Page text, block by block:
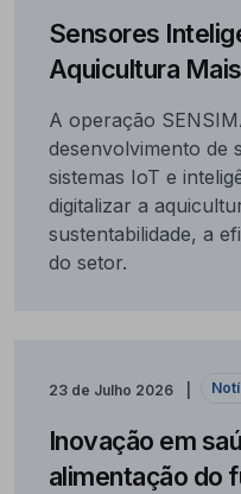
Sensores
Aquicultura
A operação
desenvolvimento de
sistemas IoT e
digitalizar a
sustentabilidade, a
do setor.
23 de Julho 2026
Inovação em
alimentação do